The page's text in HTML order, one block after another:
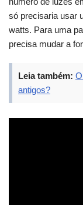
só precisaria usar
watts. Para uma
precisa mudar a
Leia também:
antigos?